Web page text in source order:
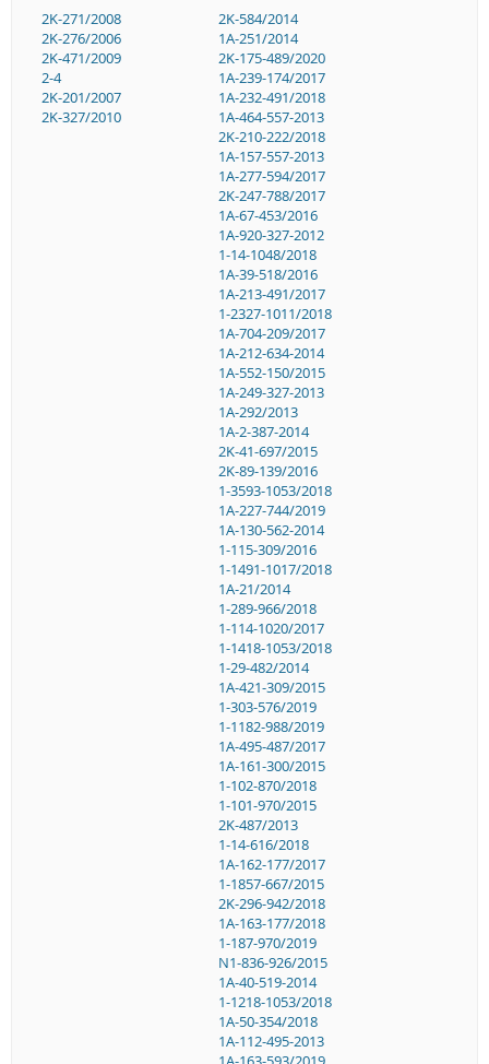
2K-271/2008
2K-276/2006
2K-471/2009
2-4
2K-201/2007
2K-327/2010
2K-584/2014
1A-251/2014
2K-175-489/2020
1A-239-174/2017
1A-232-491/2018
1A-464-557-2013
2K-210-222/2018
1A-157-557-2013
1A-277-594/2017
2K-247-788/2017
1A-67-453/2016
1A-920-327-2012
1-14-1048/2018
1A-39-518/2016
1A-213-491/2017
1-2327-1011/2018
1A-704-209/2017
1A-212-634-2014
1A-552-150/2015
1A-249-327-2013
1A-292/2013
1A-2-387-2014
2K-41-697/2015
2K-89-139/2016
1-3593-1053/2018
1A-227-744/2019
1A-130-562-2014
1-115-309/2016
1-1491-1017/2018
1A-21/2014
1-289-966/2018
1-114-1020/2017
1-1418-1053/2018
1-29-482/2014
1A-421-309/2015
1-303-576/2019
1-1182-988/2019
1A-495-487/2017
1A-161-300/2015
1-102-870/2018
1-101-970/2015
2K-487/2013
1-14-616/2018
1A-162-177/2017
1-1857-667/2015
2K-296-942/2018
1A-163-177/2018
1-187-970/2019
N1-836-926/2015
1A-40-519-2014
1-1218-1053/2018
1A-50-354/2018
1A-112-495-2013